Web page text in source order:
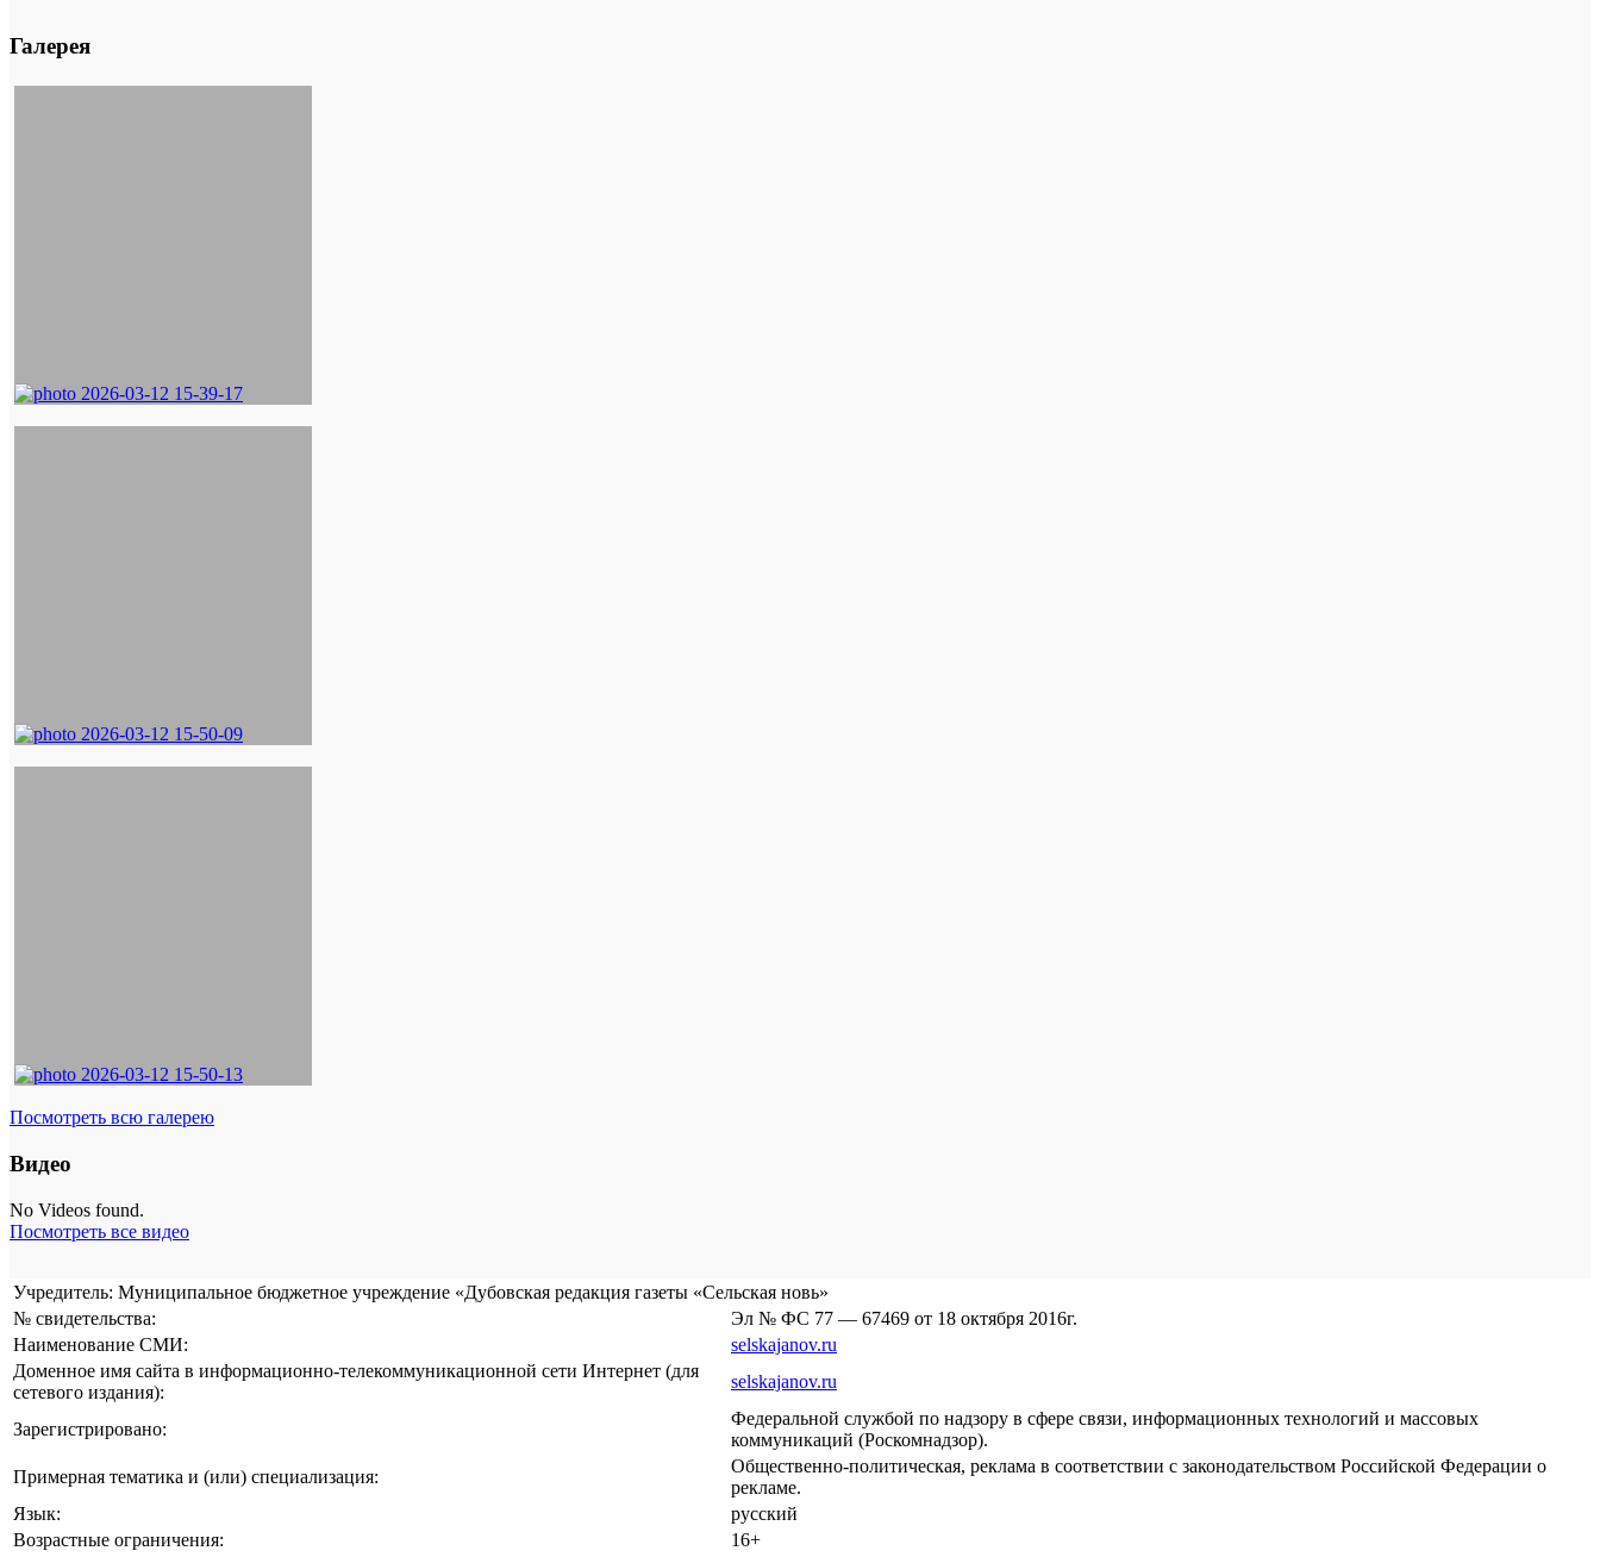
Галерея
Посмотреть всю галерею
Видео
No Videos found.
Посмотреть все видео
Учредитель: Муниципальное бюджетное учреждение «Дубовская редакция газеты «Сельская новь»
№ свидетельства:
Эл № ФС 77 — 67469 от 18 октября 2016г.
Наименование СМИ:
selskajanov.ru
Доменное имя сайта в информационно-телекоммуникационной сети Интернет (для
сетевого издания):
selskajanov.ru
Зарегистрировано:
Федеральной службой по надзору в сфере связи, информационных технологий и массовых
коммуникаций (Роскомнадзор).
Примерная тематика и (или) специализация:
Общественно-политическая, реклама в соответствии с законодательством Российской Федерации о
рекламе.
Язык:
русский
Возрастные ограничения:
16+